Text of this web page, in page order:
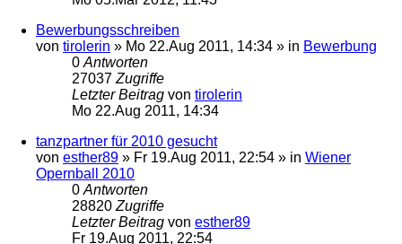
Bewerbungsschreiben
von tirolerin » Mo 22.Aug 2011, 14:34 » in Bewerbung
0 Antworten
27037 Zugriffe
Letzter Beitrag von tirolerin
Mo 22.Aug 2011, 14:34
tanzpartner für 2010 gesucht
von esther89 » Fr 19.Aug 2011, 22:54 » in Wiener
Opernball 2010
0 Antworten
28820 Zugriffe
Letzter Beitrag von esther89
Fr 19.Aug 2011, 22:54